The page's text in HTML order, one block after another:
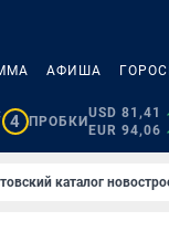
АФИША
4 ПРОБКИ
USD 81,41
EUR 94,06
каталог